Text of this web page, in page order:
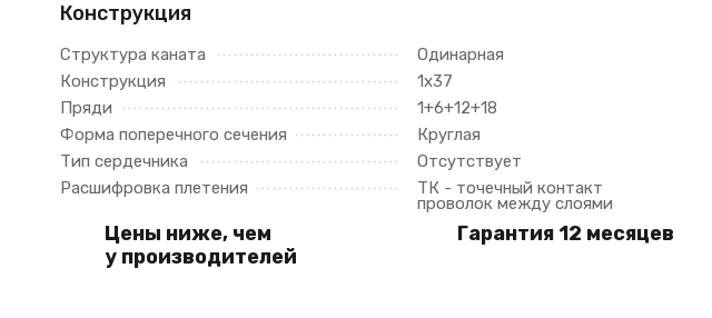
Конструкция
Структура каната
Одинарная
Конструкция
1х37
Пряди
1+6+12+18
Форма поперечного сечения
Круглая
Тип сердечника
Отсутствует
Расшифровка плетения
ТК - точечный контакт
проволок между слоями
Цены ниже, чем
у производителей
Гарантия 12 месяцев